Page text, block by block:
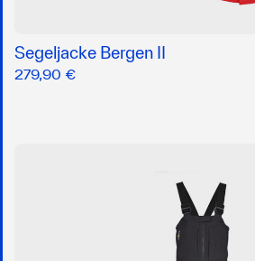
Segeljacke Bergen II
279,90 €